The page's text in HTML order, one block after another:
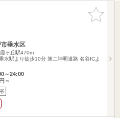
お気に入
りに追加
垂水区
霞ヶ丘駅470m
水駅より徒歩10分 第二神明道路 名谷ICよ
～24:00
～